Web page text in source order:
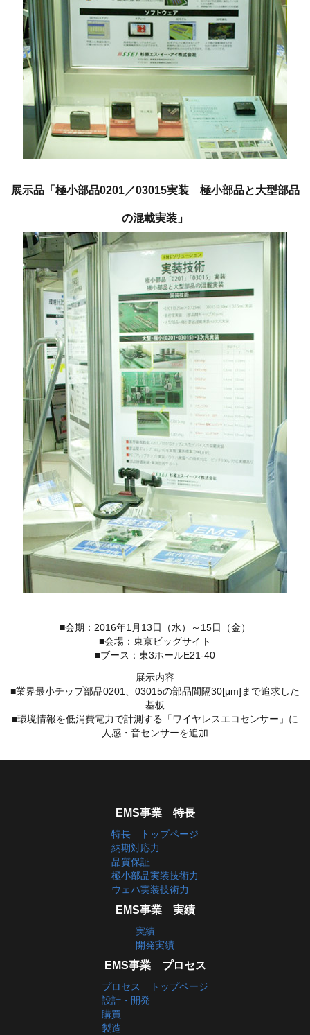
展示品「極小部品0201／03015実装 極小部品と大型部品
の混載実装」
■会期：2016年1月13日（水）～15日（金）
■会場：東京ビッグサイト
■ブース：東3ホールE21-40
展示内容
■業界最小チップ部品0201、03015の部品間隔30[μm]まで追求した
基板
■環境情報を低消費電力で計測する「ワイヤレスエコセンサー」に
人感・音センサーを追加
EMS事業 特長
特長 トップページ
納期対応力
品質保証
極小部品実装技術力
ウェハ実装技術力
EMS事業 実績
実績
開発実績
EMS事業 プロセス
プロセス トップページ
設計・開発
購買
製造